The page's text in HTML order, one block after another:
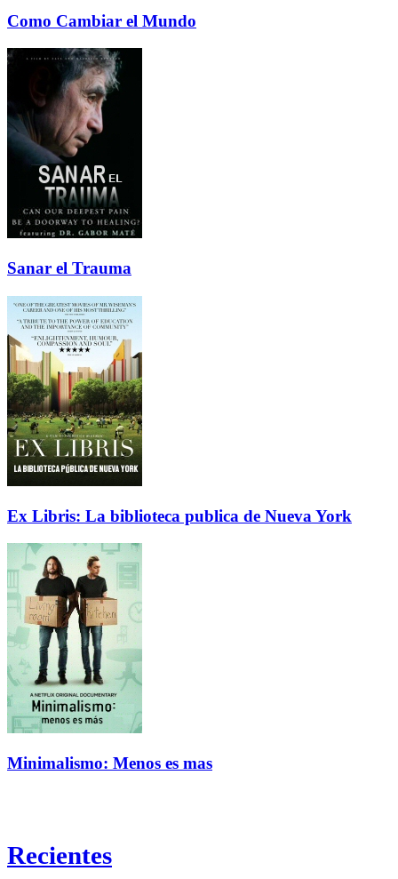
Como Cambiar el Mundo
Sanar el Trauma
Ex Libris: La biblioteca publica de Nueva York
Minimalismo: Menos es mas
Recientes